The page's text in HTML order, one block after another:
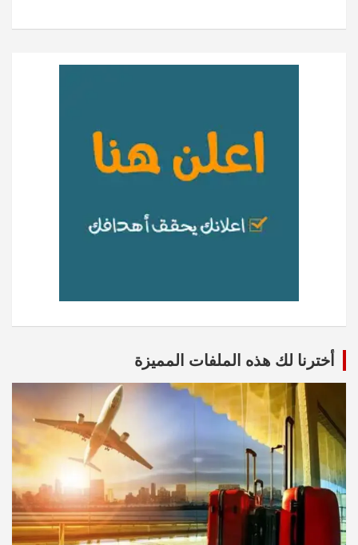
أخترنا لك هذه الملفات المميزة